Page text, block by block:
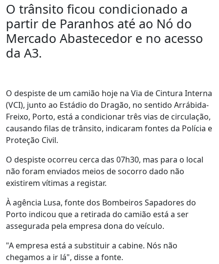
O trânsito ficou condicionado a
partir de Paranhos até ao Nó do
Mercado Abastecedor e no acesso
da A3.
O despiste de um camião hoje na Via de Cintura Interna
(VCI), junto ao Estádio do Dragão, no sentido Arrábida-
Freixo, Porto, está a condicionar três vias de circulação,
causando filas de trânsito, indicaram fontes da Polícia e
Proteção Civil.
O despiste ocorreu cerca das 07h30, mas para o local
não foram enviados meios de socorro dado não
existirem vítimas a registar.
À agência Lusa, fonte dos Bombeiros Sapadores do
Porto indicou que a retirada do camião está a ser
assegurada pela empresa dona do veículo.
"A empresa está a substituir a cabine. Nós não
chegamos a ir lá", disse a fonte.